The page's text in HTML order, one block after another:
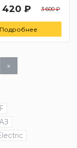
420 ₽ 3 600 ₽
Подробнее
»